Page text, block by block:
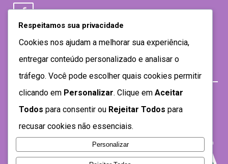
Respeitamos sua privacidade
Cookies nos ajudam a melhorar sua experiência,
entregar conteúdo personalizado e analisar o
tráfego. Você pode escolher quais cookies permitir
clicando em Personalizar. Clique em Aceitar
Todos para consentir ou Rejeitar Todos para
recusar cookies não essenciais.
Personalizar